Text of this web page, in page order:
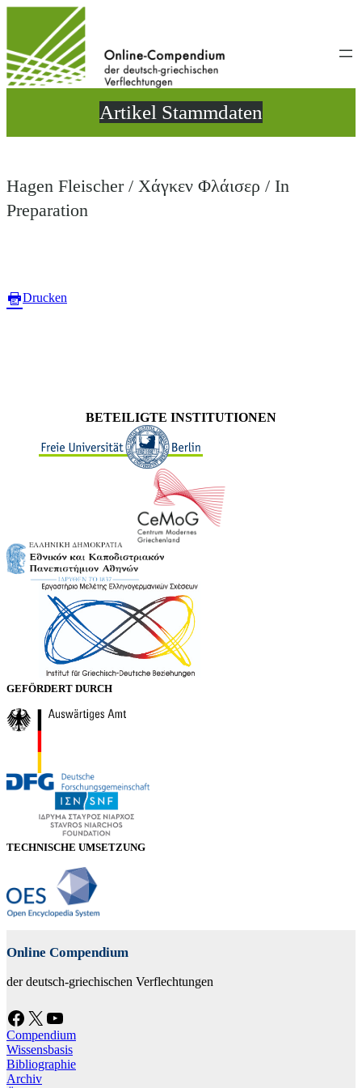
wechseln
Artikel Stammdaten
Hagen Fleischer / Χάγκεν Φλάισερ / In
Preparation
Drucken
BETEILIGTE INSTITUTIONEN
GEFÖRDERT DURCH
TECHNISCHE UMSETZUNG
Online Compendium
der deutsch-griechischen Verflechtungen
Facebook X YouTube
Compendium
Wissensbasis
Bibliographie
Archiv